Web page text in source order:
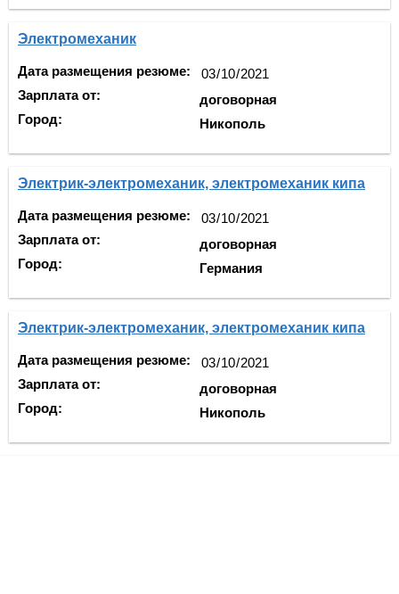
Электромеханик
Дата размещения резюме:
Зарплата от:
Город:
договорная
Никополь
Электрик-электромеханик, электромеханик кипа
Дата размещения резюме:
Зарплата от:
Город:
договорная
Германия
Электрик-электромеханик, электромеханик кипа
Дата размещения резюме:
Зарплата от:
Город:
договорная
Никополь